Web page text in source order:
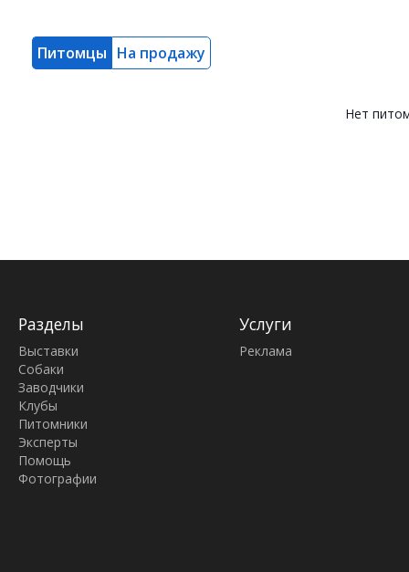
Питомцы На продажу
Нет
Разделы
Выставки
Собаки
Заводчики
Клубы
Питомники
Эксперты
Помощь
Фотографии
Услуги
Реклама